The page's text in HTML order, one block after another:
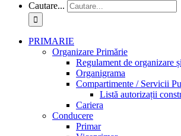
Cautare...
PRIMARIE
Organizare Primărie
Regulament de organizare
Organigrama
Compartimente / Servicii
Listă autorizații
Cariera
Conducere
Primar